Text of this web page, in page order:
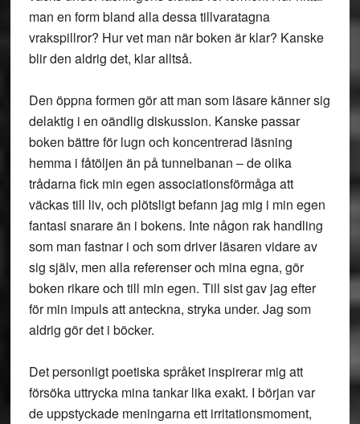
man en form bland alla dessa tillvaratagna
vrakspillror? Hur vet man när boken är klar? Kanske
blir den aldrig det, klar alltså.
Den öppna formen gör att man som läsare känner sig
delaktig i en oändlig diskussion. Kanske passar
boken bättre för lugn och koncentrerad läsning
hemma i fåtöljen än på tunnelbanan – de olika
trådarna fick min egen associationsförmåga att
väckas till liv, och plötsligt befann jag mig i min egen
fantasi snarare än i bokens. Inte någon rak handling
som man fastnar i och som driver läsaren vidare av
sig själv, men alla referenser och mina egna, gör
boken rikare och till min egen. Till sist gav jag efter
för min impuls att anteckna, stryka under. Jag som
aldrig gör det i böcker.
Det personligt poetiska språket inspirerar mig att
försöka uttrycka mina tankar lika exakt. I början var
de uppstyckade meningarna ett irritationsmoment,